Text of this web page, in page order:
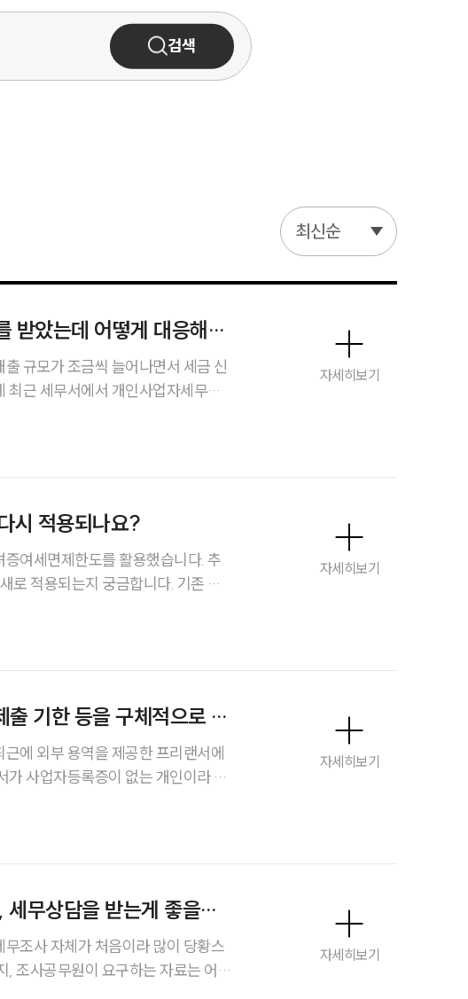
글로벌 파트너 로펌
고객의 소리
업무사례
이혼 주요 업무사례
이혼소송·상담후기
업무분야
검색
최신순
받았는데 어떻게 대응해야
규모가 조금씩 늘어나면서 세금 신
최근 세무서에서 개인사업자세무조
개인사업자도 법인처럼 세무조사
자세히보기
시 적용되나요?
여세면제한도를 활용했습니다. 추
로 적용되는지 궁금합니다. 기존 증
자세히보기
기한 등을 구체적으로 안
에 외부 용역을 제공한 프리랜서에
사업자등록증이 없는 개인이라 원
소득세까지 포함해서 처리해야 하
자세히보기
무상담을 받는게 좋을까
조사 자체가 처음이라 많이 당황스
, 조사공무원이 요구하는 자료는 어
자세히보기